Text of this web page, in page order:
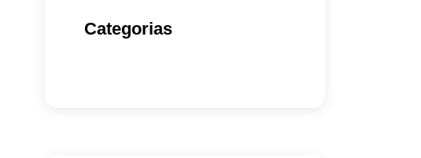
Categorias